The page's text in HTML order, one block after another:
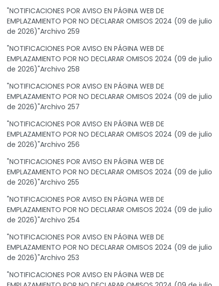
"NOTIFICACIONES POR AVISO EN PÁGINA WEB DE
EMPLAZAMIENTO POR NO DECLARAR OMISOS 2024 (09 de julio
de 2026)"Archivo 259
"NOTIFICACIONES POR AVISO EN PÁGINA WEB DE
EMPLAZAMIENTO POR NO DECLARAR OMISOS 2024 (09 de julio
de 2026)"Archivo 258
"NOTIFICACIONES POR AVISO EN PÁGINA WEB DE
EMPLAZAMIENTO POR NO DECLARAR OMISOS 2024 (09 de julio
de 2026)"Archivo 257
"NOTIFICACIONES POR AVISO EN PÁGINA WEB DE
EMPLAZAMIENTO POR NO DECLARAR OMISOS 2024 (09 de julio
de 2026)"Archivo 256
"NOTIFICACIONES POR AVISO EN PÁGINA WEB DE
EMPLAZAMIENTO POR NO DECLARAR OMISOS 2024 (09 de julio
de 2026)"Archivo 255
"NOTIFICACIONES POR AVISO EN PÁGINA WEB DE
EMPLAZAMIENTO POR NO DECLARAR OMISOS 2024 (09 de julio
de 2026)"Archivo 254
"NOTIFICACIONES POR AVISO EN PÁGINA WEB DE
EMPLAZAMIENTO POR NO DECLARAR OMISOS 2024 (09 de julio
de 2026)"Archivo 253
"NOTIFICACIONES POR AVISO EN PÁGINA WEB DE